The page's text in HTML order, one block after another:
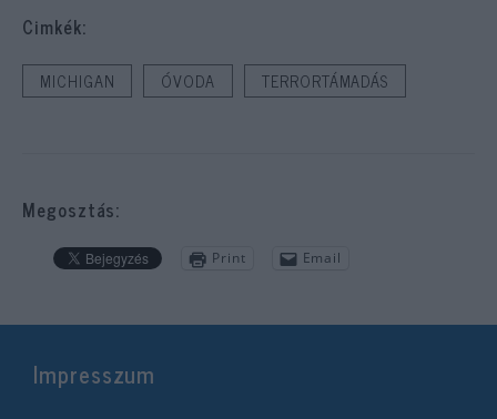
Cimkék:
MICHIGAN ÓVODA TERRORTÁMADÁS
Megosztás:
Print Email
Impresszum